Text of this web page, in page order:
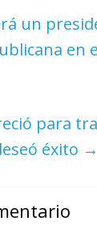
un
en
para
éxito →